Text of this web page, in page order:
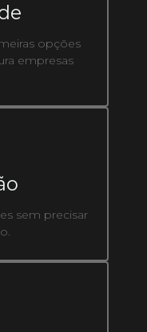
opções
empresas
sem precisar